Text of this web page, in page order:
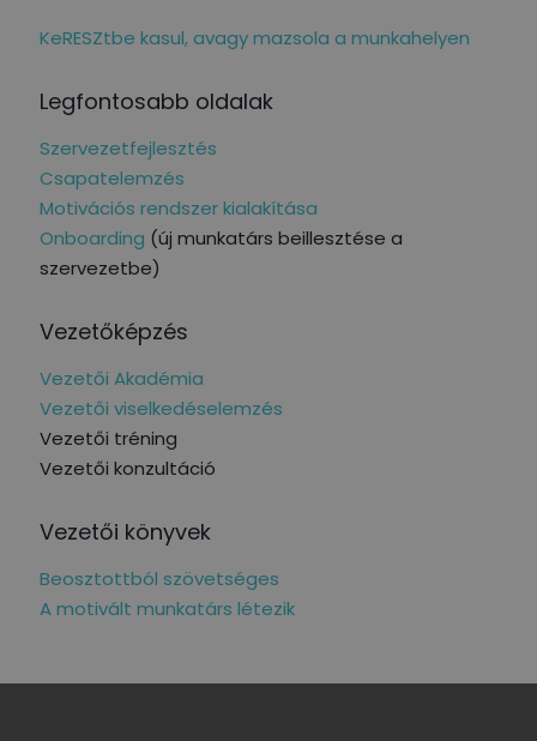
KeRESZtbe kasul, avagy mazsola a munkahelyen
Legfontosabb oldalak
Szervezetfejlesztés
Csapatelemzés
Motivációs rendszer kialakítása
Onboarding (új munkatárs beillesztése a
szervezetbe)
Vezetőképzés
Vezetői Akadémia
Vezetői viselkedéselemzés
Vezetői tréning
Vezetői konzultáció
Vezetői könyvek
Beosztottból szövetséges
A motivált munkatárs létezik